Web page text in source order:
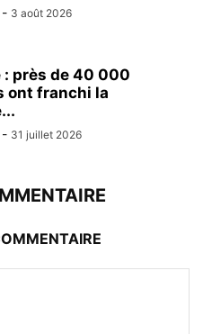
- 3 août 2026
: près de 40 000
ont franchi la
- 31 juillet 2026